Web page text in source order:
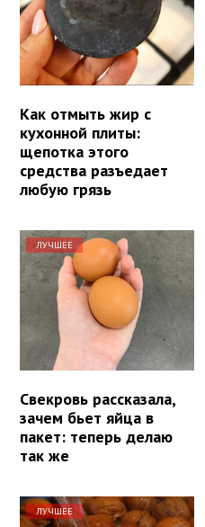
Как отмыть жир с
кухонной плиты:
щепотка этого
средства разъедает
любую грязь
ЛУЧШЕЕ
Свекровь рассказала,
зачем бьет яйца в
пакет: теперь делаю
так же
ЛУЧШЕЕ